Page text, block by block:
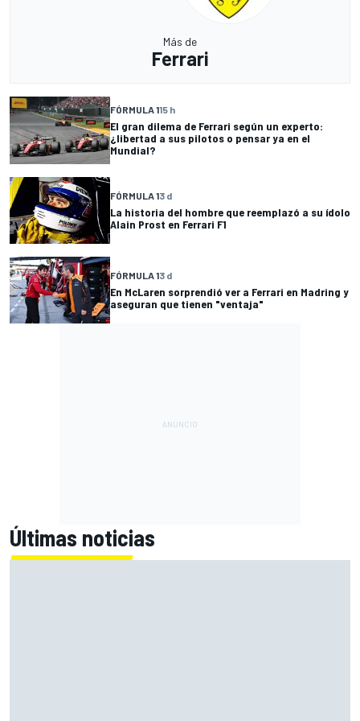
Más de
Ferrari
FÓRMULA 115 h
El gran dilema de Ferrari según un experto:
¿libertad a sus pilotos o pensar ya en el
Mundial?
FÓRMULA 13 d
La historia del hombre que reemplazó a su ídolo
Alain Prost en Ferrari F1
FÓRMULA 13 d
En McLaren sorprendió ver a Ferrari en Madring y
aseguran que tienen "ventaja"
Últimas noticias